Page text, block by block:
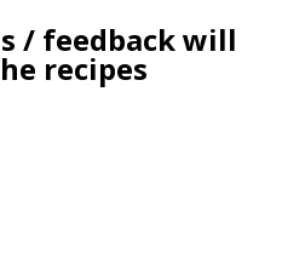
/ feedback will
recipes